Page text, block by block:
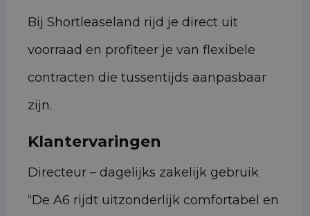
Bij Shortleaseland rijd je direct uit
voorraad en profiteer je van flexibele
contracten die tussentijds aanpasbaar
zijn.
Klantervaringen
Directeur – dagelijks zakelijk gebruik
“De A6 rijdt uitzonderlijk comfortabel en